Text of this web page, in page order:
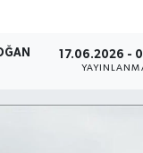
17.06.2026 -